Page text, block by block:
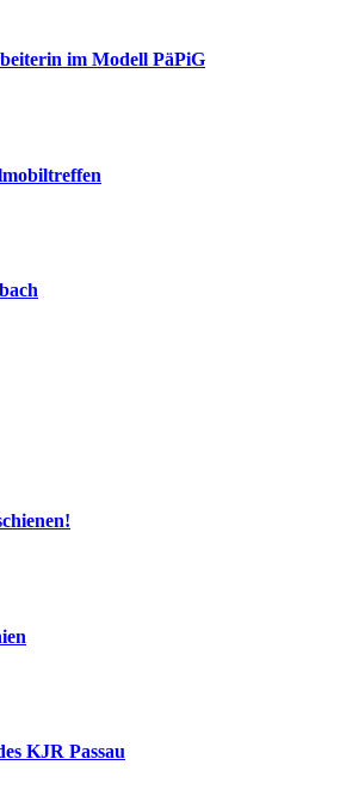
im Modell PäPiG
KJR Passau